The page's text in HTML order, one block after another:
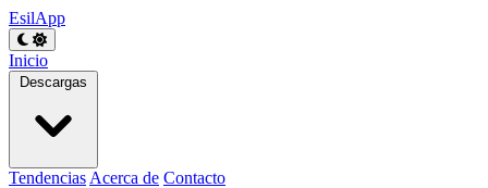
EsilApp
Inicio
Descargas
Tendencias Acerca de Contacto